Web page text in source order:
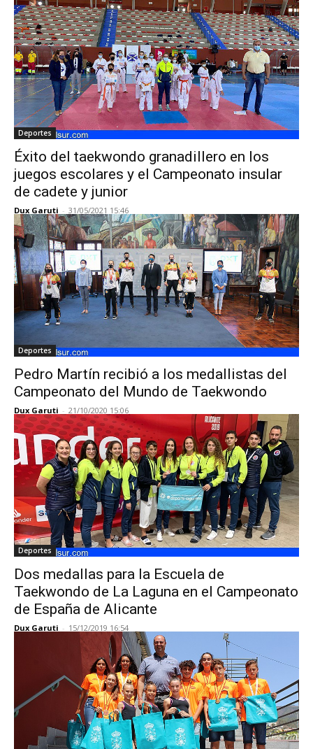
Deportes
Éxito del taekwondo granadillero en los
juegos escolares y el Campeonato insular
de cadete y junior
Dux Garuti - 31/05/2021 15:46
Deportes
Pedro Martín recibió a los medallistas del
Campeonato del Mundo de Taekwondo
Dux Garuti - 21/10/2020 15:06
Deportes
Dos medallas para la Escuela de
Taekwondo de La Laguna en el Campeonato
de España de Alicante
Dux Garuti - 15/12/2019 16:54